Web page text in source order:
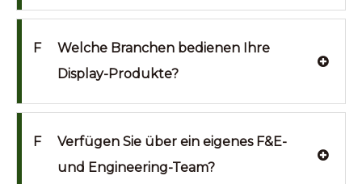
F
Welche Branchen bedienen Ihre
Display-Produkte?
F
Verfügen Sie über ein eigenes F&E-
und Engineering-Team?